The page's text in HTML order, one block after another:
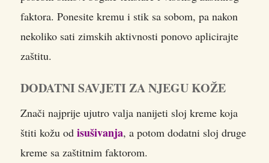
faktora. Ponesite kremu i stik sa sobom, pa nakon
nekoliko sati zimskih aktivnosti ponovo aplicirajte
zaštitu.
DODATNI SAVJETI ZA NJEGU KOŽE
Znači najprije ujutro valja nanijeti sloj kreme koja
štiti kožu od isušivanja, a potom dodatni sloj druge
kreme sa zaštitnim faktorom.